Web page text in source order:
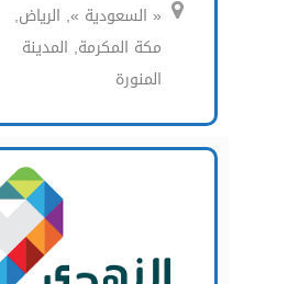
« السعودية », الرياض,
مكة المكرمة, المدينة
المنورة